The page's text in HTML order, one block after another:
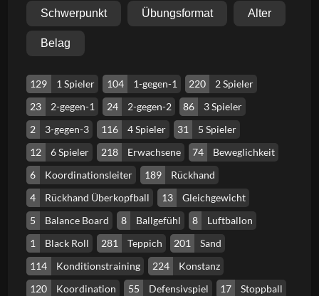
Schwerpunkt Übungsformat Alter
Belag
129 1 Spieler 104 1-gegen-1 220
2 Spieler
23
2-gegen-1 24 2-gegen-2 86
3 Spieler
2
3-gegen-3 116 4 Spieler 31
5 Spieler
12
6 Spieler 218 Erwachsene 74
Beweglichkeit
6
Koordinationsleiter 189
Rückhand
4
Rückhand Überkopfball 13
Gleichgewicht
5
Balance Board 8 Ballgefühl 8
Luftballon
1
Black Roll 281 Teppich 201
Sand
114
Konditionstraining 224
Konstanz
120
Koordination 55 Defensivspiel 17
Stoppball